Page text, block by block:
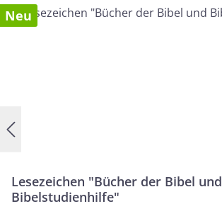
Neu
Lesezeichen "Bücher der Bibel und
Bibelstudienhilfe"